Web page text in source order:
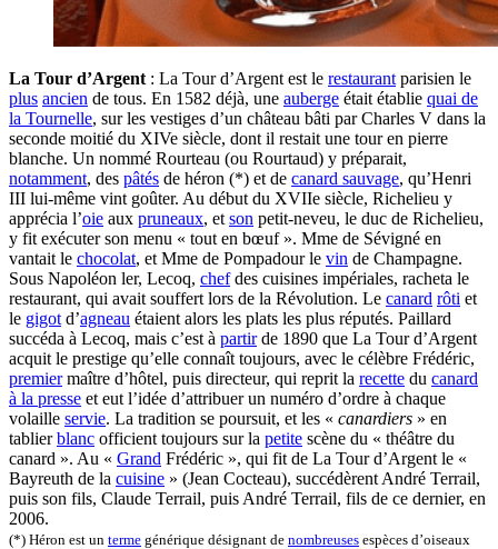
La Tour d’Argent : La Tour d’Argent est le restaurant parisien le
plus ancien de tous. En 1582 déjà, une auberge était établie quai de
la Tournelle, sur les vestiges d’un château bâti par Charles V dans la
seconde moitié du XIVe siècle, dont il restait une tour en pierre
blanche. Un nommé Rourteau (ou Rourtaud) y préparait,
notamment, des pâtés de héron (*) et de canard sauvage, qu’Henri
III lui-même vint goûter. Au début du XVIIe siècle, Richelieu y
apprécia l’oie aux pruneaux, et son petit-neveu, le duc de Richelieu,
y fit exécuter son menu « tout en bœuf ». Mme de Sévigné en
vantait le chocolat, et Mme de Pompadour le vin de Champagne.
Sous Napoléon ler, Lecoq, chefdes cuisines impériales, racheta le
restaurant, qui avait souffert lors de la Révolution. Le canard rôti et
le gigot d’agneau étaient alors les plats les plus réputés. Paillard
succéda à Lecoq, mais c’est à partirde 1890 que La Tour d’Argent
acquit le prestige qu’elle connaît toujours, avec le célèbre Frédéric,
premiermaître d’hôtel, puis directeur, qui reprit la recette du canard
à la presse et eut l’idée d’attribuer un numéro d’ordre à chaque
volaille servie. La tradition se poursuit, et les « canardiers » en
tablierblanc officient toujours sur la petite scène du « théâtre du
canard ». Au « Grand Frédéric », qui fit de La Tour d’Argent le «
Bayreuth de la cuisine » (Jean Cocteau), succédèrent André Terrail,
puis son fils, Claude Terrail, puis André Terrail, fils de ce dernier, en
2006.
(*) Héron est un terme générique désignant de nombreuses espèces d’oiseaux